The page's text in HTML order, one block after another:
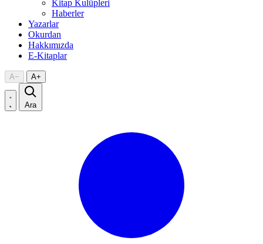
Kitap Kulüpleri
Haberler
Yazarlar
Okurdan
Hakkımızda
E-Kitaplar
A− A+
Ara